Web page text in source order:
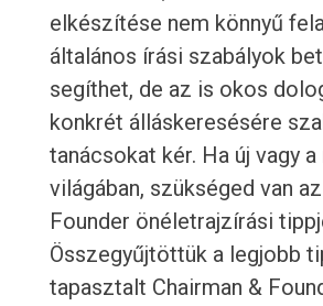
elkészítése nem könnyű
általános írási szabályok
segíthet, de az is okos
konkrét álláskeresésére
tanácsokat kér. Ha új vagy a
világában, szükséged van
Founder önéletrajzírási
Összegyűjtöttük a legjobb
tapasztalt Chairman &